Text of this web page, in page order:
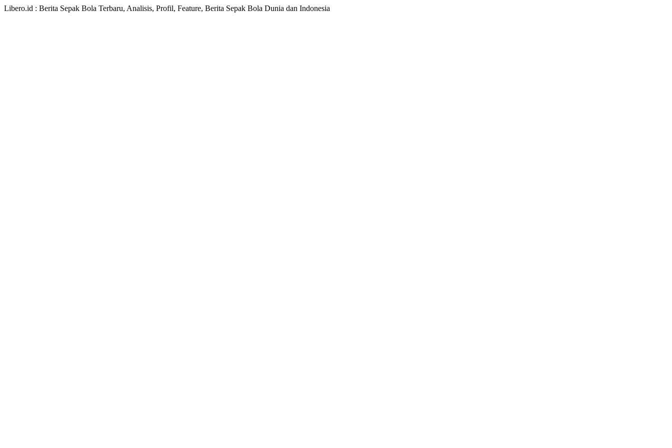
Libero.id : Berita Sepak Bola Terbaru, Analisis, Profil, Feature, Berita Sepak Bola Dunia dan Indonesia